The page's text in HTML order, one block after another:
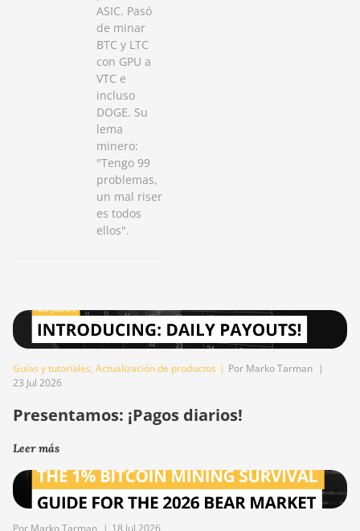
ASIC. Pasó
de minar
BTC y LTC
con GPU a
VTC e
incluso
DOGE. Su
lema
minero:
"Tengo 99
problemas,
un mal riser
es todos
ellos".
Guías y tutoriales, Actualización de productos | Por Marko Tarman |
23 Jul 2026
Presentamos: ¡Pagos diarios!
Leer más